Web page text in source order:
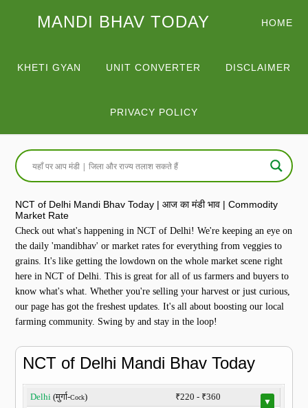
MANDI BHAV TODAY HOME
KHETI GYAN UNIT CONVERTER DISCLAIMER
PRIVACY POLICY
NCT of Delhi Mandi Bhav Today | आज का मंडी भाव | Commodity
Market Rate
Check out what's happening in NCT of Delhi! We're keeping an eye on
the daily 'mandibhav' or market rates for everything from veggies to
grains. It's like getting the lowdown on the whole market scene right
here in NCT of Delhi. This is great for all of us farmers and buyers to
know what's what. Whether you're selling your harvest or just curious,
our page has got the freshest updates. It's all about boosting our local
farming community. Swing by and stay in the loop!
NCT of Delhi Mandi Bhav Today
Delhi (मुर्गा-Cock) ₹220 - ₹360 ▼